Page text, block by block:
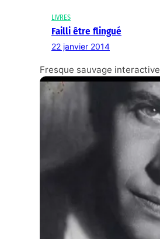
LIVRES
Failli être flingué
22 janvier 2014
Fresque sauvage interactive